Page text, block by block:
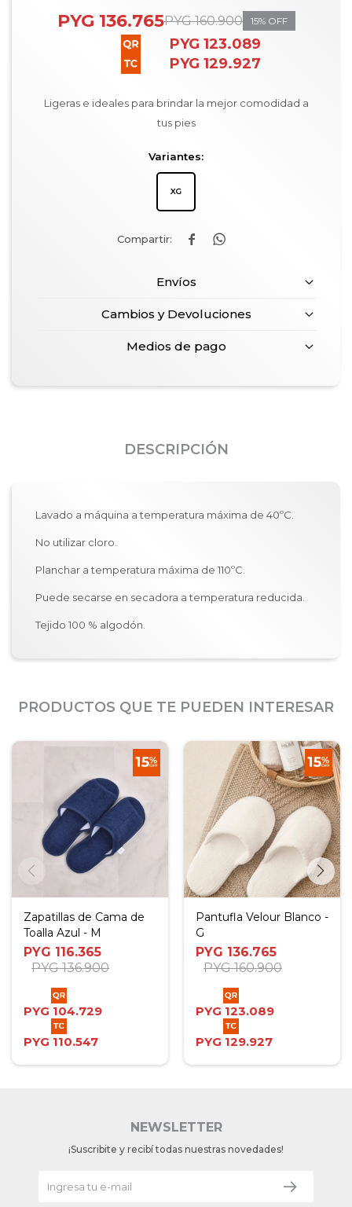
PYG 136.765PYG 160.900 15
PYG 123.089
PYG 129.927
Ligeras e ideales para brindar la mejor comodidad a
tus pies
Variantes:
 
Envíos
Cambios y Devoluciones
Medios de pago
DESCRIPCIÓN
Lavado a máquina a temperatura máxima de 40ºC.
No utilizar cloro.
Planchar a temperatura máxima de 110ºC.
Puede secarse en secadora a temperatura reducida.
Tejido 100 % algodón.
PRODUCTOS QUE TE PUEDEN INTERESAR
Zapatillas de Cama de
Toalla Azul - M
PYG 116.365
PYG 136.900
PYG 104.729
PYG 110.547
Pantufla Velour Blanco -
G
PYG 136.765
PYG 160.900
PYG 123.089
PYG 129.927
NEWSLETTER
¡Suscribite y recibí todas nuestras novedades!